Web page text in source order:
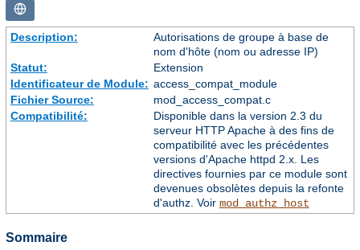
Description:
Autorisations de groupe à base de
nom d'hôte (nom ou adresse IP)
Statut:
Extension
Identificateur de Module: access_compat_module
Fichier Source:
mod_access_compat.c
Compatibilité:
Disponible dans la version 2.3 du
serveur HTTP Apache à des fins de
compatibilité avec les précédentes
versions d'Apache httpd 2.x. Les
directives fournies par ce module sont
devenues obsolètes depuis la refonte
d'authz. Voir mod_authz_host
Sommaire